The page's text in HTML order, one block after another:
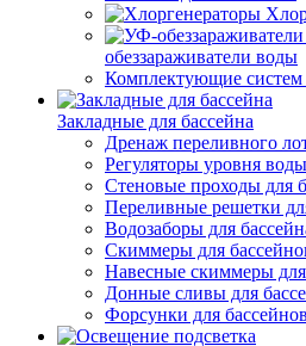
обеззараживатели воды
Комплектующие систем
Закладные для бассейна
Дренаж переливного
Регуляторы уровня воды
Стеновые проходы для
Переливные решетки
Водозаборы для
Скиммеры для
Навесные скиммеры для
Донные сливы для
Форсунки для бассейнов